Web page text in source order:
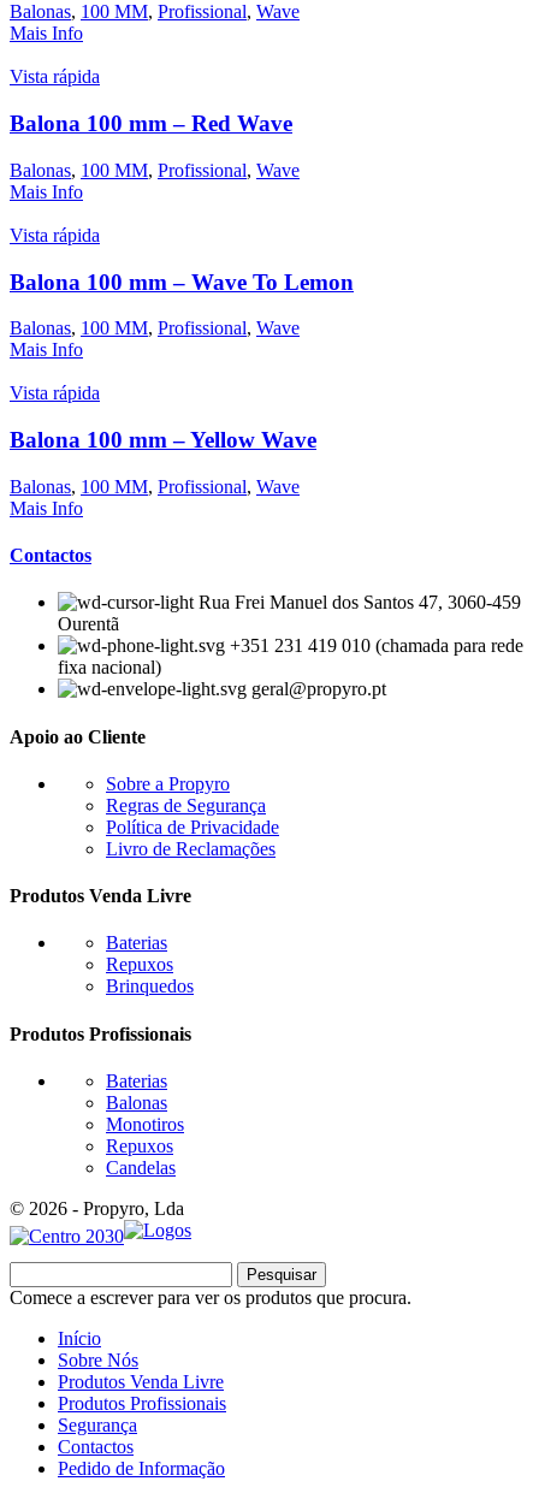
Balonas, 100 MM, Profissional, Wave
Mais Info
Vista rápida
Balona 100 mm – Red Wave
Balonas, 100 MM, Profissional, Wave
Mais Info
Vista rápida
Balona 100 mm – Wave To Lemon
Balonas, 100 MM, Profissional, Wave
Mais Info
Vista rápida
Balona 100 mm – Yellow Wave
Balonas, 100 MM, Profissional, Wave
Mais Info
Contactos
Rua Frei Manuel dos Santos 47, 3060-459
Ourentã​
+351 231 419 010 (chamada para rede
fixa nacional)
geral@propyro.pt
Apoio ao Cliente
Sobre a Propyro
Regras de Segurança
Política de Privacidade
Livro de Reclamações
Produtos Venda Livre
Baterias
Repuxos
Brinquedos
Produtos Profissionais
Baterias
Balonas
Monotiros
Repuxos
Candelas
© 2026 - Propyro, Lda
Pesquisar
Comece a escrever para ver os produtos que procura.
Início
Sobre Nós
Produtos Venda Livre
Produtos Profissionais
Segurança
Contactos
Pedido de Informação